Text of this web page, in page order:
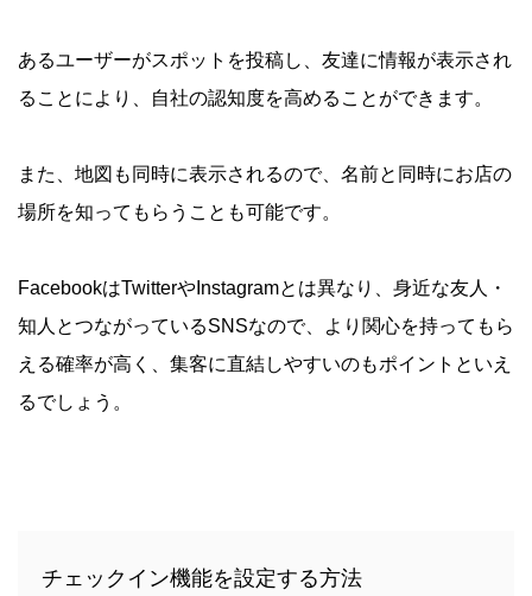
あるユーザーがスポットを投稿し、友達に情報が表示され
ることにより、自社の認知度を高めることができます。
また、地図も同時に表示されるので、名前と同時にお店の
場所を知ってもらうことも可能です。
FacebookはTwitterやInstagramとは異なり、身近な友人・
知人とつながっているSNSなので、より関心を持ってもら
える確率が高く、集客に直結しやすいのもポイントといえ
るでしょう。
チェックイン機能を設定する方法